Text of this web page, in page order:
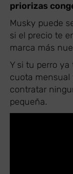
priorizas
Musky puede
si el precio te
marca más
Y si tu perro
cuota mensual
contratar
pequeña.